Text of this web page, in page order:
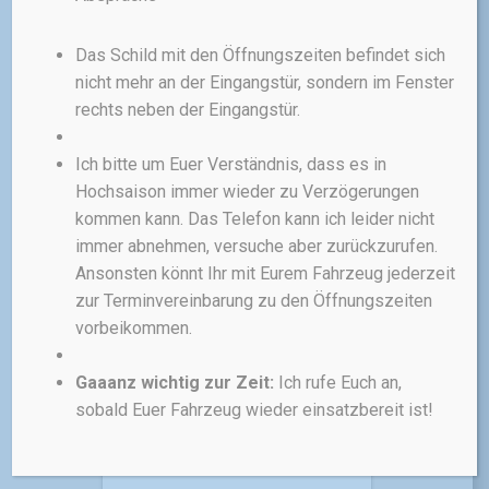
TASCHEN & RUCKSÄCKE
Pack Small
In die aerodynamische
Satteltasche Topeak Aero
Wedge Pack Small passt für
einen Ersatzschlauch,
Werkzeug und andere
System. Dank vier
verschiedener Größen findet
Das Schild mit den Öffnungszeiten befindet sich
nicht mehr an der Eingangstür, sondern im Fenster
rechts neben der Eingangstür.
Ich bitte um Euer Verständnis, dass es in
Hochsaison immer wieder zu Verzögerungen
kommen kann. Das Telefon kann ich leider nicht
immer abnehmen, versuche aber zurückzurufen.
Ansonsten könnt Ihr mit Eurem Fahrzeug jederzeit
zur Terminvereinbarung zu den Öffnungszeiten
vorbeikommen.
Gaaanz wichtig zur Zeit: Ich rufe Euch an,
sobald Euer Fahrzeug wieder einsatzbereit ist!